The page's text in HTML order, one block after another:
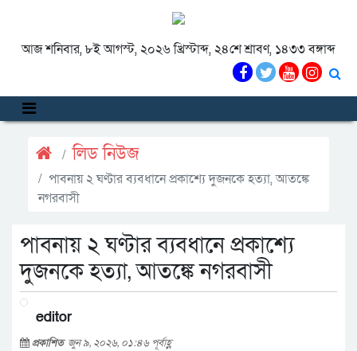
আজ শনিবার, ৮ই আগস্ট, ২০২৬ খ্রিস্টাব্দ, ২৪শে শ্রাবণ, ১৪৩৩ বঙ্গাব্দ
লিড নিউজ
পাবনায় ২ ঘণ্টার ব্যবধানে প্রকাশ্যে দুজনকে হত্যা, আতঙ্কে
নগরবাসী
পাবনায় ২ ঘণ্টার ব্যবধানে প্রকাশ্যে
দুজনকে হত্যা, আতঙ্কে নগরবাসী
editor
প্রকাশিত জুন ৯, ২০২৬, ০১:৪৬ পূর্বাহ্ণ